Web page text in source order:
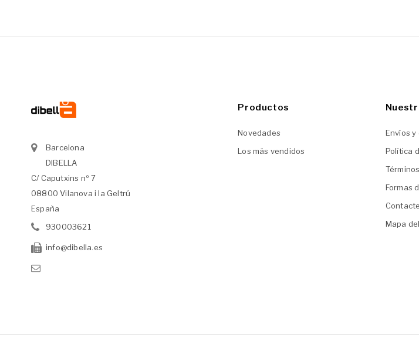
Barcelona
DIBELLA
C/ Caputxins nº 7
08800 Vilanova i la Geltrú
España
930003621
info@dibella.es
Productos
Novedades
Los más vendidos
Envíos
Política
Formas
Mapa